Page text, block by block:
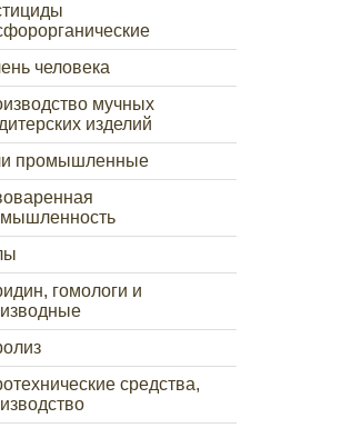
человека
мучных
изделий
промышленные
гомологи и
средства,